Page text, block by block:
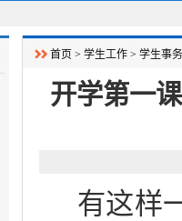
首页 > 学生工作 > 学生事务
开学第一
有这样